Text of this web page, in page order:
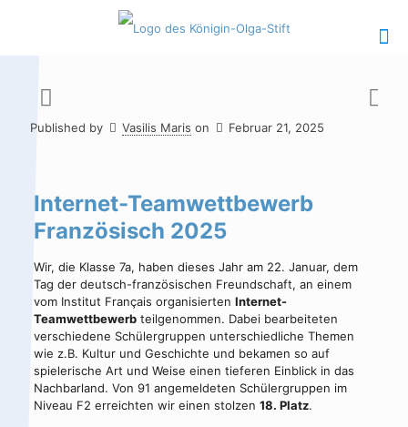
Speiseplan Alt + Shift + S
Kalender Alt + Shift + K
Kontakte /
Sekretariat
Alt + Shift +
C
Published by Vasilis Maris on Februar 21, 2025
Internet-Teamwettbewerb
Französisch 2025
Wir, die Klasse 7a, haben dieses Jahr am 22. Januar, dem
Tag der deutsch-französischen Freundschaft, an einem
vom Institut Français organisierten Internet-
Teamwettbewerbteilgenommen. Dabei bearbeiteten
verschiedene Schülergruppen unterschiedliche Themen
wie z.B. Kultur und Geschichte und bekamen so auf
spielerische Art und Weise einen tieferen Einblick in das
Nachbarland. Von 91 angemeldeten Schülergruppen im
Niveau F2 erreichten wir einen stolzen 18. Platz.